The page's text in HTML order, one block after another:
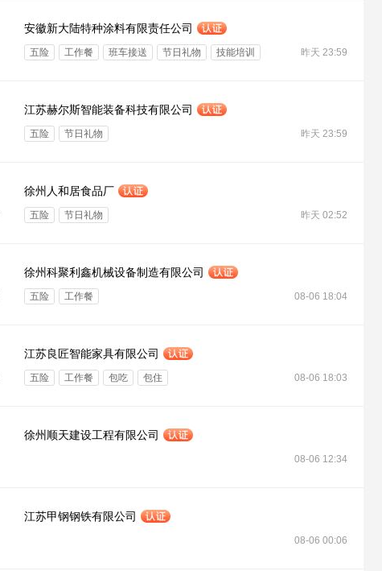
安徽新大陆特种涂料有限责任公司
五险 工作餐 班车接送 节日礼物 技能培训 昨天 23:59
江苏赫尔斯智能装备科技有限公司
五险 节日礼物 昨天 23:59
徐州人和居食品厂
五险 节日礼物 昨天 02:52
徐州科聚利鑫机械设备制造有限公司
五险 工作餐 08-06 18:04
江苏良匠智能家具有限公司
五险 工作餐 包吃 包住 08-06 18:03
徐州顺天建设工程有限公司
08-06 12:34
江苏甲钢钢铁有限公司
08-06 00:06